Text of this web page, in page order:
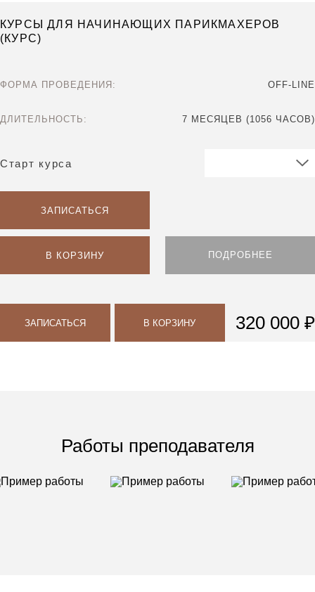
КУРСЫ ДЛЯ НАЧИНАЮЩИХ ПАРИКМАХЕРОВ
(КУРС)
ФОРМА ПРОВЕДЕНИЯ: OFF-LINE
ДЛИТЕЛЬНОСТЬ: 7 МЕСЯЦЕВ (1056 ЧАСОВ)
Старт курса
ЗАПИСАТЬСЯ
В КОРЗИНУ ПОДРОБНЕЕ
ЗАПИСАТЬСЯ В КОРЗИНУ 320 000 ₽
Работы преподавателя